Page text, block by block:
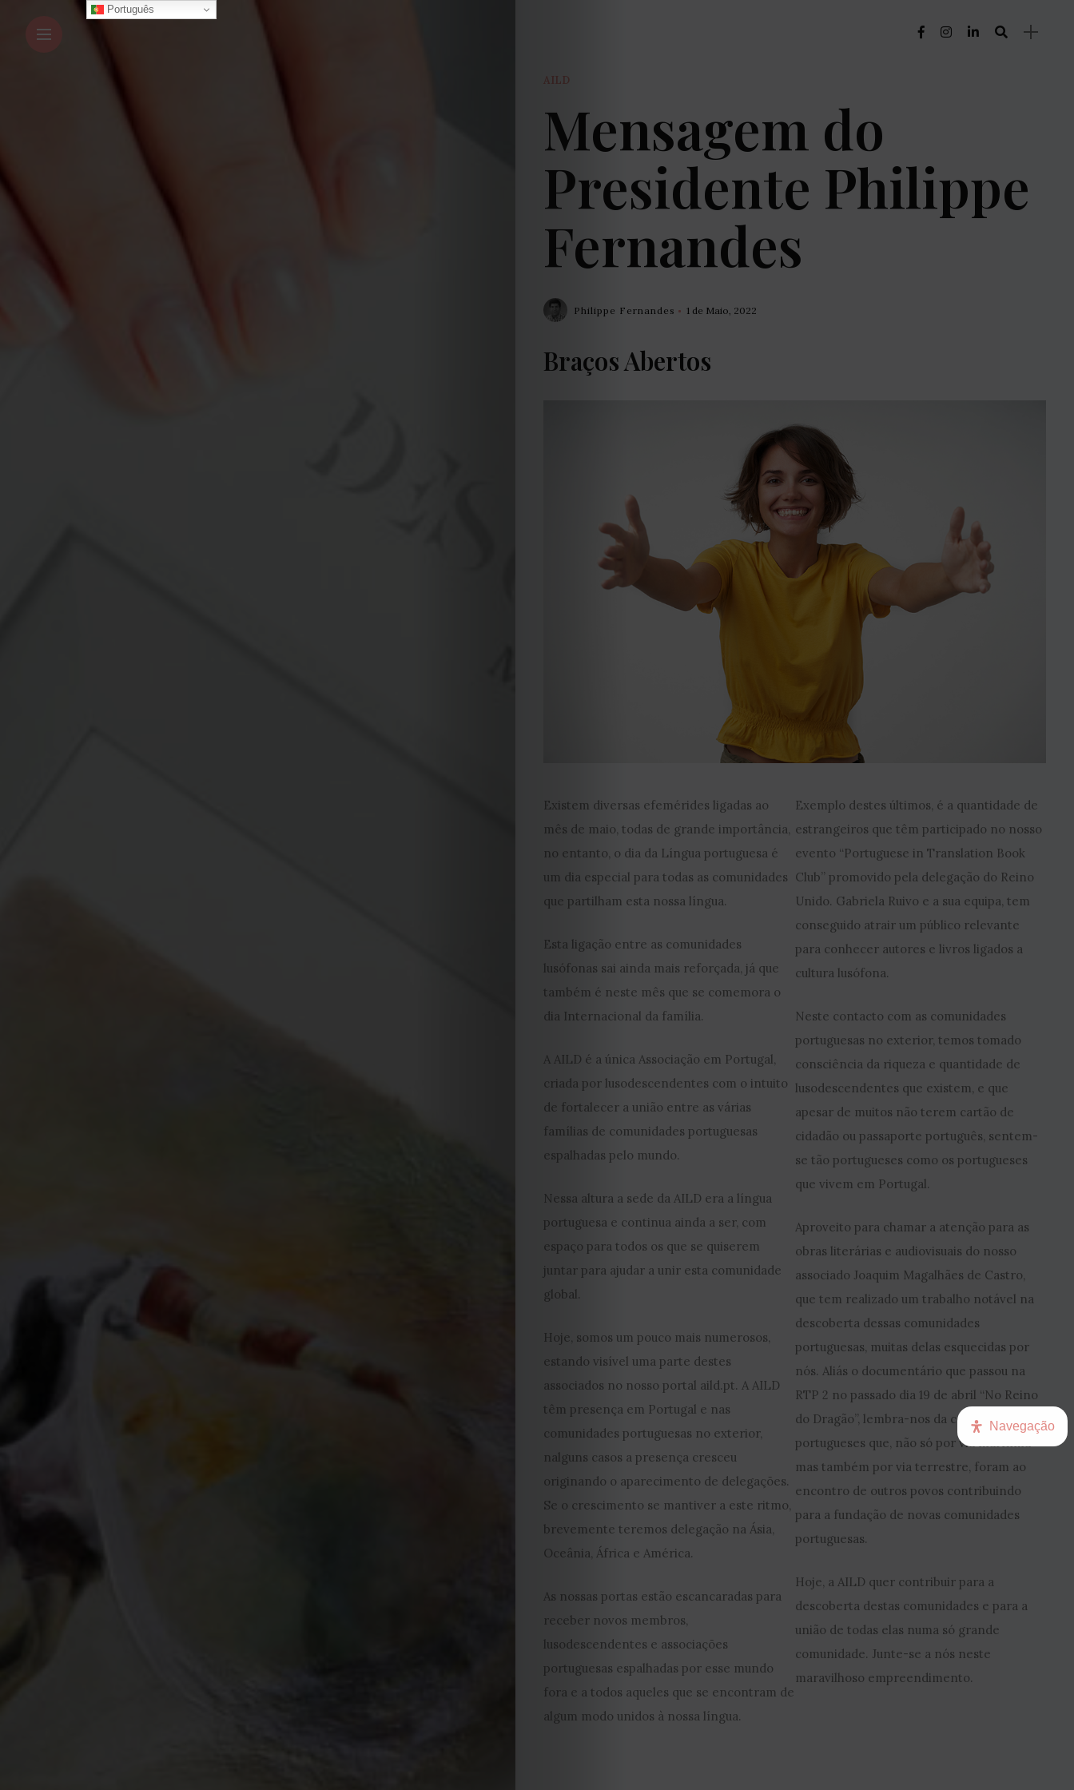
EDIÇÃO
DE
JULHO
2026
2025
2024
2023
2022
2021
de
Capa
Contactos
AILD
Mensagem do
Presidente Philippe
Fernandes
Philippe Fernandes 1 de Maio, 2022
Braços Abertos
Existem diversas efemérides ligadas ao
mês de maio, todas de grande importância,
no entanto, o dia da Língua portuguesa é
um dia especial para todas as comunidades
que partilham esta nossa língua.
Esta ligação entre as comunidades
lusófonas sai ainda mais reforçada, já que
também é neste mês que se comemora o
dia Internacional da família.
A AILD é a única Associação em Portugal,
criada por lusodescendentes com o intuito
de fortalecer a união entre as várias
famílias de comunidades portuguesas
espalhadas pelo mundo.
Nessa altura a sede da AILD era a língua
portuguesa e continua ainda a ser, com
espaço para todos os que se quiserem
juntar para ajudar a unir esta comunidade
global.
Hoje, somos um pouco mais numerosos,
estando visível uma parte destes
associados no nosso portal aild.pt. A AILD
têm presença em Portugal e nas
comunidades portuguesas no exterior,
nalguns casos a presença cresceu
originando o aparecimento de delegações.
Se o crescimento se mantiver a este ritmo,
brevemente teremos delegação na Ásia,
Oceânia, África e América.
As nossas portas estão escancaradas para
receber novos membros,
lusodescendentes e associações
portuguesas espalhadas por esse mundo
fora e a todos aqueles que se encontram de
algum modo unidos à nossa língua.
Exemplo destes últimos, é a quantidade de
estrangeiros que têm participado no nosso
evento “Portuguese in Translation Book
Club” promovido pela delegação do Reino
Unido. Gabriela Ruivo e a sua equipa, tem
conseguido atrair um público relevante
para conhecer autores e livros ligados a
cultura lusófona.
Neste contacto com as comunidades
portuguesas no exterior, temos tomado
consciência da riqueza e quantidade de
lusodescendentes que existem, e que
apesar de muitos não terem cartão de
cidadão ou passaporte português, sentem-
se tão portugueses como os portugueses
que vivem em Portugal.
Aproveito para chamar a atenção para as
obras literárias e audiovisuais do nosso
associado Joaquim Magalhães de Castro,
que tem realizado um trabalho notável na
descoberta dessas comunidades
portuguesas, muitas delas esquecidas por
nós. Aliás o documentário que passou na
RTP 2 no passado dia 19 de abril “No Reino
do Dragão”, lembra-nos da capacidade dos
portugueses que, não só por via marítima
mas também por via terrestre, foram ao
encontro de outros povos contribuindo
para a fundação de novas comunidades
portuguesas.
Hoje, a AILD quer contribuir para a
descoberta destas comunidades e para a
união de todas elas numa só grande
comunidade. Junte-se a nós neste
maravilhoso empreendimento.
Português
Navegação